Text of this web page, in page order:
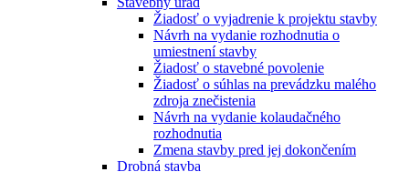
Žiadosť o vyjadrenie k projektu stavby
Návrh na vydanie rozhodnutia o
umiestnení stavby
Žiadosť o stavebné povolenie
Žiadosť o súhlas na prevádzku malého
zdroja znečistenia
Návrh na vydanie kolaudačného
rozhodnutia
Zmena stavby pred jej dokončením
Drobná stavba